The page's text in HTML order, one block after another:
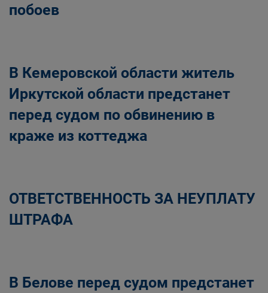
побоев
В Кемеровской области житель
Иркутской области предстанет
перед судом по обвинению в
краже из коттеджа
ОТВЕТСТВЕННОСТЬ ЗА НЕУПЛАТУ
ШТРАФА
В Белове перед судом предстанет